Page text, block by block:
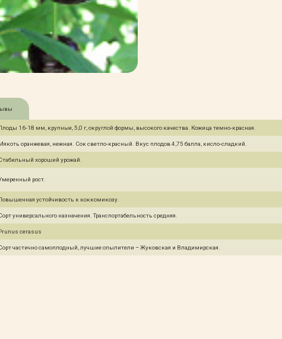
16-18 мм, крупные, 5,0 г, округлой формы, высокого качества. Кожица темно-красная.
оранжевая, нежная. Сок светло-красный. Вкус плодов 4,75 балла, кисло-сладкий.
хороший урожай.
рост.
устойчивость к коккомикозу.
универсального назначения. Транспортабельность средняя.
cerasus
частично самоплодный, лучшие опылители – Жуковская и Владимирская.